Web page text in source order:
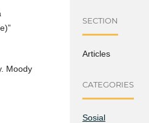
Moody
SECTION
Articles
CATEGORIES
Sosial